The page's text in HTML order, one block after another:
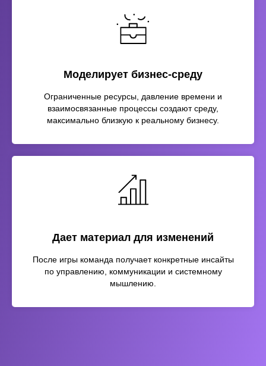
Моделирует бизнес-среду
Ограниченные ресурсы, давление времени и
взаимосвязанные процессы создают среду,
максимально близкую к реальному бизнесу.
Дает материал для изменений
После игры команда получает конкретные инсайты
по управлению, коммуникации и системному
мышлению.